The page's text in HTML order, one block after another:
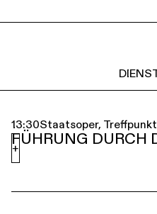
13:30Staatsoper,
FÜHRUNG DURCH
+